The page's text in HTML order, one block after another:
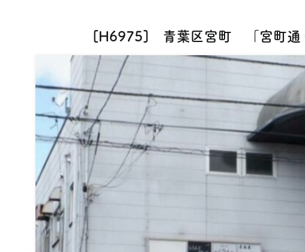
[H6975] 青葉区宮町 「宮町通